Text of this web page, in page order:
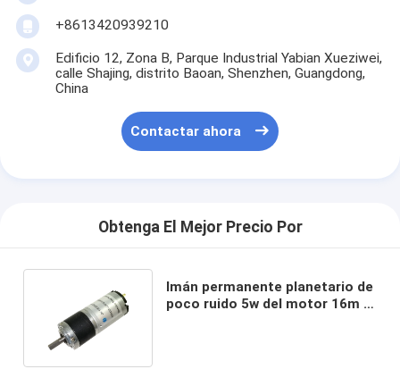
+8613420939210
Edificio 12, Zona B, Parque Industrial Yabian Xueziwei,
calle Shajing, distrito Baoan, Shenzhen, Guangdong,
China
Contactar ahora
Obtenga El Mejor Precio Por
Imán permanente planetario de
poco ruido 5w del motor 16m m